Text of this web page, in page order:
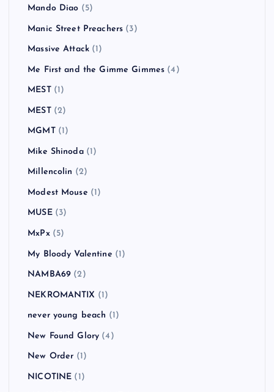
Mando Diao (5)
Manic Street Preachers (3)
Massive Attack (1)
Me First and the Gimme Gimmes (4)
MEST(1)
MEST(2)
MGMT(1)
Mike Shinoda(1)
Millencolin (2)
Modest Mouse (1)
MUSE(3)
MxPx(5)
My Bloody Valentine (1)
NAMBA69 (2)
NEKROMANTIX (1)
never young beach (1)
New Found Glory (4)
New Order (1)
NICOTINE (1)